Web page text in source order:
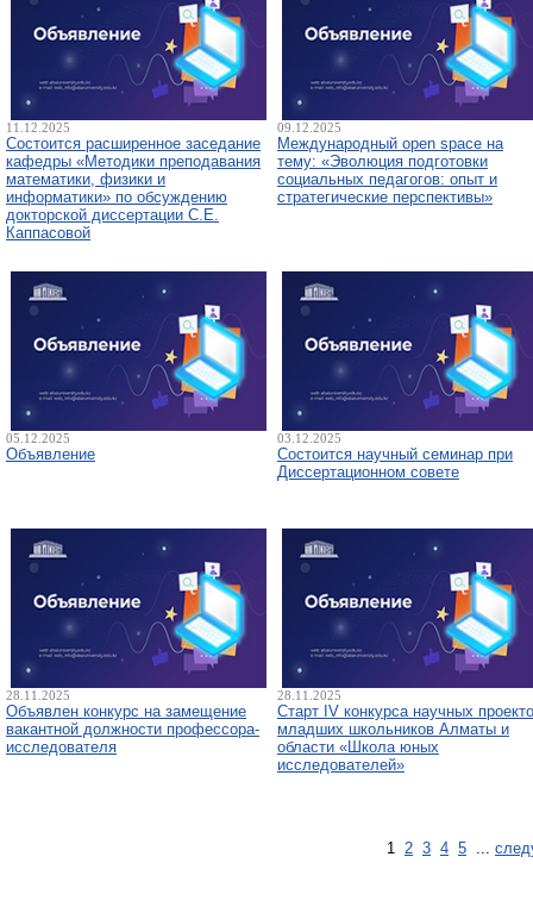
11.12.2025
Состоится расширенное заседание
кафедры «Методики преподавания
математики, физики и
информатики» по обсуждению
докторской диссертации С.Е.
Каппасовой
09.12.2025
Международный open space на
тему: «Эволюция подготовки
социальных педагогов: опыт и
стратегические перспективы»
05.12.2025
Объявление
03.12.2025
Состоится научный семинар при
Диссертационном совете
28.11.2025
Объявлен конкурс на замещение
вакантной должности профессора-
исследователя
28.11.2025
Старт IV конкурса научных
младших школьников Алматы и
области «Школа юных
исследователей»
1 2 3 4 5 ...